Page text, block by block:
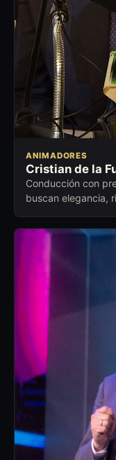
ANIMADORES
Cristian de la
Conducción con
buscan elegancia,